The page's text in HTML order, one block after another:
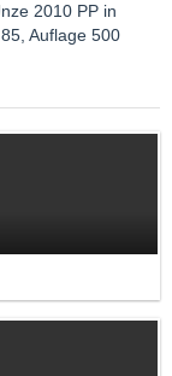
2010 PP in
Auflage 500